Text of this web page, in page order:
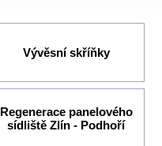
Vývěsní skříňky
Regenerace panelového
sídliště Zlín - Podhoří